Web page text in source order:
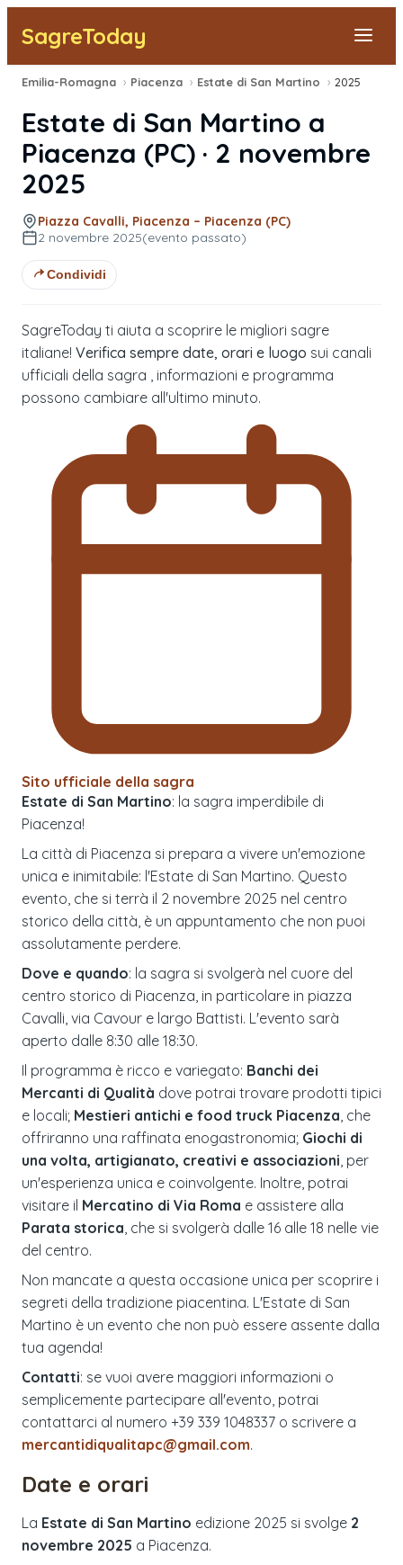
SagreToday
Segnala una sagra
Tutte le Sagre
Vicino a Me
Emilia-Romagna › Piacenza › Estate di San Martino › 2025
Estate di San Martino a
Piacenza (PC) · 2 novembre
2025
Piazza Cavalli, Piacenza – Piacenza (PC)
2 novembre 2025(evento passato)
Condividi
SagreToday ti aiuta a scoprire le migliori sagre
italiane! Verifica sempre date, orari e luogo sui canali
ufficiali della sagra , informazioni e programma
possono cambiare all'ultimo minuto.
Sito ufficiale della sagra
Estate di San Martino: la sagra imperdibile di
Piacenza!
La città di Piacenza si prepara a vivere un'emozione
unica e inimitabile: l'Estate di San Martino. Questo
evento, che si terrà il 2 novembre 2025 nel centro
storico della città, è un appuntamento che non puoi
assolutamente perdere.
Dove e quando: la sagra si svolgerà nel cuore del
centro storico di Piacenza, in particolare in piazza
Cavalli, via Cavour e largo Battisti. L'evento sarà
aperto dalle 8:30 alle 18:30.
Il programma è ricco e variegato: Banchi dei
Mercanti di Qualità dove potrai trovare prodotti tipici
e locali; Mestieri antichi e food truck Piacenza , che
offriranno una raffinata enogastronomia; Giochi di
una volta, artigianato, creativi e associazioni , per
un'esperienza unica e coinvolgente. Inoltre, potrai
visitare il Mercatino di Via Roma e assistere alla
Parata storica , che si svolgerà dalle 16 alle 18 nelle vie
del centro.
Non mancate a questa occasione unica per scoprire i
segreti della tradizione piacentina. L'Estate di San
Martino è un evento che non può essere assente dalla
tua agenda!
Contatti: se vuoi avere maggiori informazioni o
semplicemente partecipare all'evento, potrai
contattarci al numero +39 339 1048337 o scrivere a
mercantidiqualitapc@gmail.com.
Date e orari
La Estate di San Martino edizione 2025 si svolge 2
novembre 2025 a Piacenza.